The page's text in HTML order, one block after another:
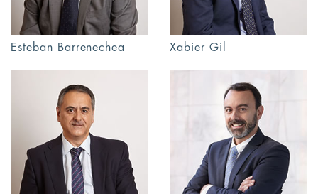
Esteban Barrenechea Xabier Gil